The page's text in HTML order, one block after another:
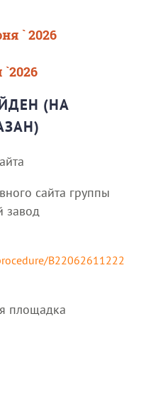
` 2026
(НА
сайта группы
завод
B22062611222
площадка